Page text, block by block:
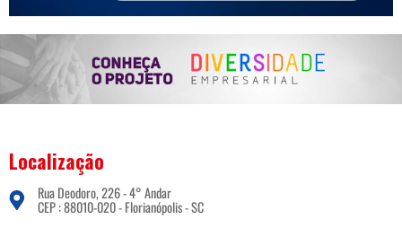
Localização
Rua Deodoro, 226 - 4° Andar
CEP : 88010-020 - Florianópolis - SC